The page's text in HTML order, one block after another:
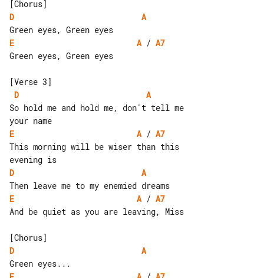
D
A
E
A / A7
Green eyes, Green eyes
D
A
So hold me and hold me, don't tell me
E
A / A7
This morning will be wiser than this
D
A
E
A / A7
And be quiet as you are leaving, Miss
D
A